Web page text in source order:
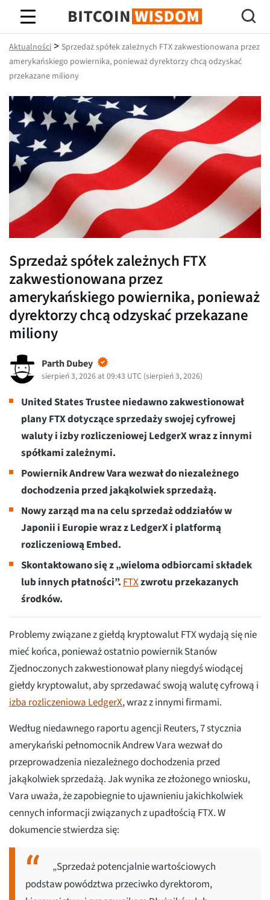
Mądrość Bitcoina
Aktualności > Sprzedaż spółek zależnych FTX zakwestionowana przez
amerykańskiego powiernika, ponieważ dyrektorzy chcą odzyskać
przekazane miliony
Sprzedaż spółek zależnych FTX
zakwestionowana przez
amerykańskiego powiernika, ponieważ
dyrektorzy chcą odzyskać przekazane
miliony
Parth Dubey
sierpień 3, 2026 at 09:43 UTC (sierpień 3, 2026)
United States Trustee niedawno zakwestionował
plany FTX dotyczące sprzedaży swojej cyfrowej
waluty i izby rozliczeniowej LedgerX wraz z innymi
spółkami zależnymi.
Powiernik Andrew Vara wezwał do niezależnego
dochodzenia przed jakąkolwiek sprzedażą.
Nowy zarząd ma na celu sprzedaż oddziałów w
Japonii i Europie wraz z LedgerX i platformą
rozliczeniową Embed.
Skontaktowano się z „wieloma odbiorcami składek
lub innych płatności”.FTXzwrotu przekazanych
środków.
Problemy związane z giełdą kryptowalut FTX wydają się nie
mieć końca, ponieważ ostatnio powiernik Stanów
Zjednoczonych zakwestionował plany niegdyś wiodącej
giełdy kryptowalut, aby sprzedawać swoją walutę cyfrową i
izba rozliczeniowa LedgerX, wraz z innymi firmami.
Według niedawnego raportu agencji Reuters, 7 stycznia
amerykański pełnomocnik Andrew Vara wezwał do
przeprowadzenia niezależnego dochodzenia przed
jakąkolwiek sprzedażą. Jak wynika ze złożonego wniosku,
Vara uważa, że zapobiegnie to ujawnieniu jakichkolwiek
cennych informacji związanych z upadłością FTX. W
dokumencie stwierdza się:
„Sprzedaż potencjalnie wartościowych
podstaw powództwa przeciwko dyrektorom,